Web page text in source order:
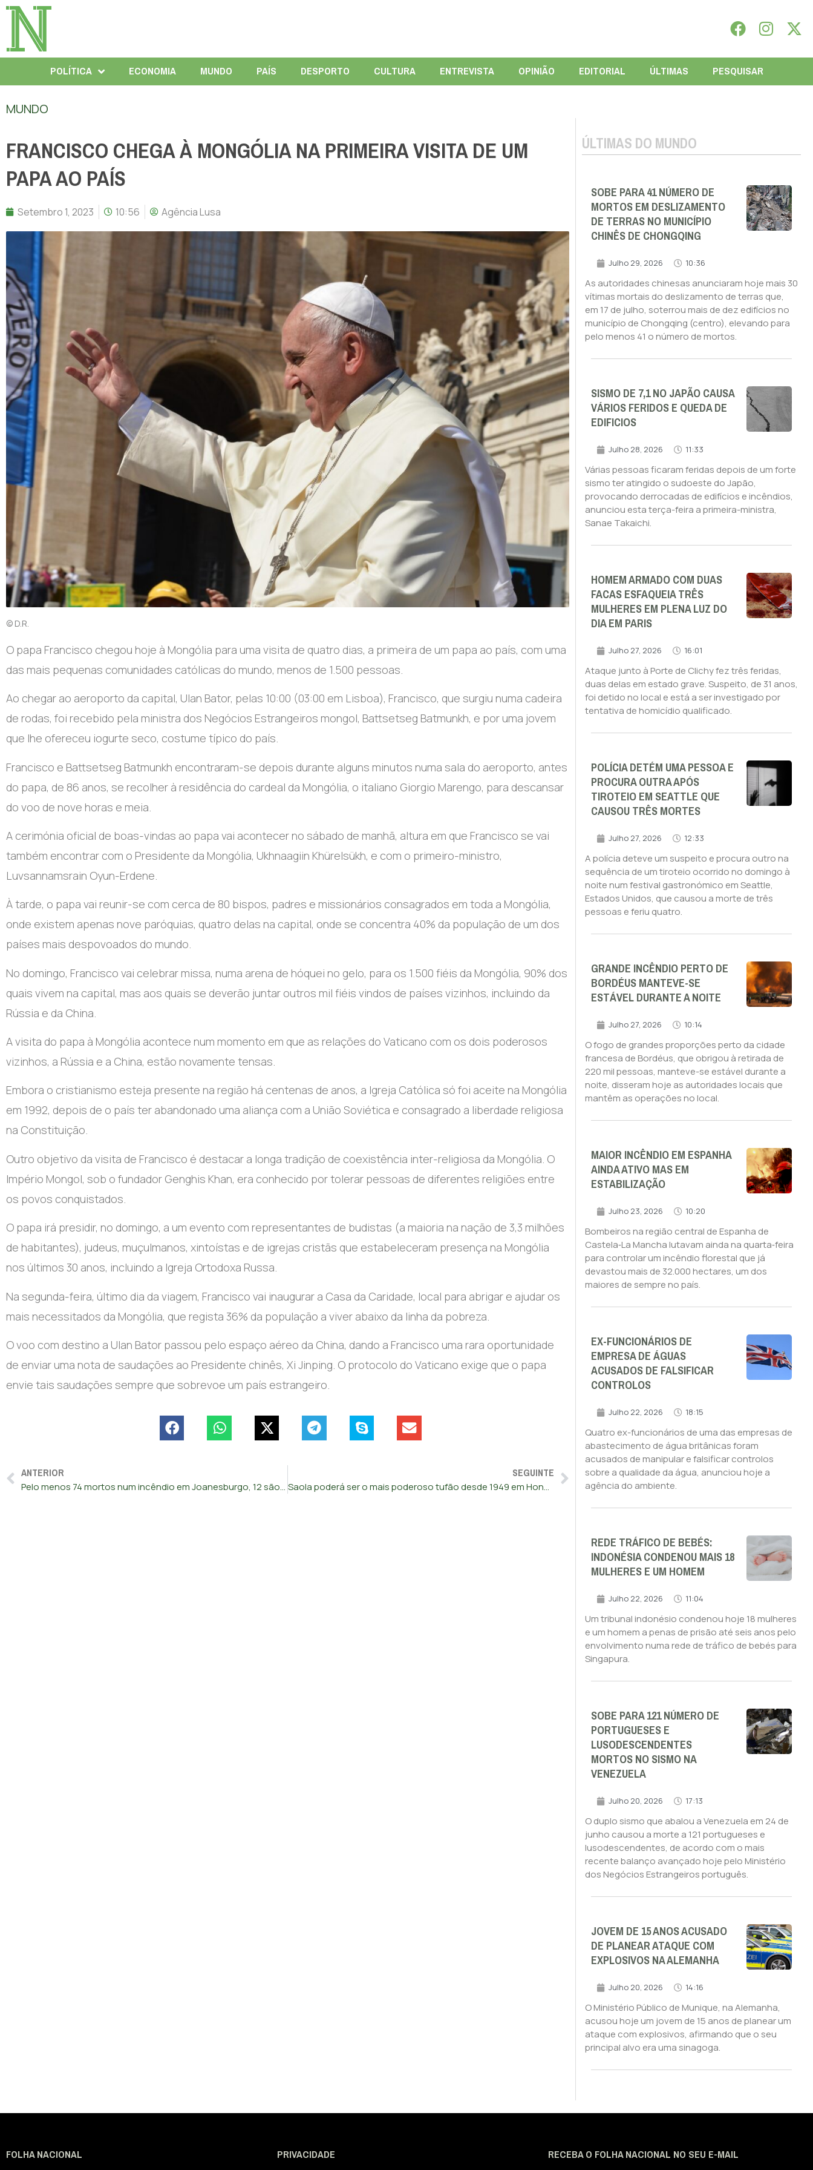
POLÍTICA ECONOMIA MUNDO PAÍS DESPORTO CULTURA ENTREVISTA OPINIÃO EDITORIAL ÚLTIMAS PESQUISAR
MUNDO
FRANCISCO CHEGA À MONGÓLIA NA PRIMEIRA VISITA DE UM
PAPA AO PAÍS
Setembro 1, 2023 10:56 Agência Lusa
© D.R.
O papa Francisco chegou hoje à Mongólia para uma visita de quatro dias, a primeira de um papa ao país, com uma
das mais pequenas comunidades católicas do mundo, menos de 1.500 pessoas.
Ao chegar ao aeroporto da capital, Ulan Bator, pelas 10:00 (03:00 em Lisboa), Francisco, que surgiu numa cadeira
de rodas, foi recebido pela ministra dos Negócios Estrangeiros mongol, Battsetseg Batmunkh, e por uma jovem
que lhe ofereceu iogurte seco, costume típico do país.
Francisco e Battsetseg Batmunkh encontraram-se depois durante alguns minutos numa sala do aeroporto, antes
do papa, de 86 anos, se recolher à residência do cardeal da Mongólia, o italiano Giorgio Marengo, para descansar
do voo de nove horas e meia.
A cerimónia oficial de boas-vindas ao papa vai acontecer no sábado de manhã, altura em que Francisco se vai
também encontrar com o Presidente da Mongólia, Ukhnaagiin Khürelsükh, e com o primeiro-ministro,
Luvsannamsrain Oyun-Erdene.
À tarde, o papa vai reunir-se com cerca de 80 bispos, padres e missionários consagrados em toda a Mongólia,
onde existem apenas nove paróquias, quatro delas na capital, onde se concentra 40% da população de um dos
países mais despovoados do mundo.
No domingo, Francisco vai celebrar missa, numa arena de hóquei no gelo, para os 1.500 fiéis da Mongólia, 90% dos
quais vivem na capital, mas aos quais se deverão juntar outros mil fiéis vindos de países vizinhos, incluindo da
Rússia e da China.
A visita do papa à Mongólia acontece num momento em que as relações do Vaticano com os dois poderosos
vizinhos, a Rússia e a China, estão novamente tensas.
Embora o cristianismo esteja presente na região há centenas de anos, a Igreja Católica só foi aceite na Mongólia
em 1992, depois de o país ter abandonado uma aliança com a União Soviética e consagrado a liberdade religiosa
na Constituição.
Outro objetivo da visita de Francisco é destacar a longa tradição de coexistência inter-religiosa da Mongólia. O
Império Mongol, sob o fundador Genghis Khan, era conhecido por tolerar pessoas de diferentes religiões entre
os povos conquistados.
O papa irá presidir, no domingo, a um evento com representantes de budistas (a maioria na nação de 3,3 milhões
de habitantes), judeus, muçulmanos, xintoístas e de igrejas cristãs que estabeleceram presença na Mongólia
nos últimos 30 anos, incluindo a Igreja Ortodoxa Russa.
Na segunda-feira, último dia da viagem, Francisco vai inaugurar a Casa da Caridade, local para abrigar e ajudar os
mais necessitados da Mongólia, que regista 36% da população a viver abaixo da linha da pobreza.
O voo com destino a Ulan Bator passou pelo espaço aéreo da China, dando a Francisco uma rara oportunidade
de enviar uma nota de saudações ao Presidente chinês, Xi Jinping. O protocolo do Vaticano exige que o papa
envie tais saudações sempre que sobrevoe um país estrangeiro.
ANTERIOR
Pelo menos 74 mortos num incêndio em Joanesburgo, 12 são crianças
SEGUINTE
Saola poderá ser o mais poderoso tufão desde 1949 em Hong Kong
ÚLTIMAS DO MUNDO
SOBE PARA 41 NÚMERO DE
MORTOS EM DESLIZAMENTO
DE TERRAS NO MUNICÍPIO
CHINÊS DE CHONGQING
Julho 29, 2026 10:36
As autoridades chinesas anunciaram hoje mais 30
vítimas mortais do deslizamento de terras que,
em 17 de julho, soterrou mais de dez edifícios no
município de Chongqing (centro), elevando para
pelo menos 41 o número de mortos.
SISMO DE 7,1 NO JAPÃO CAUSA
VÁRIOS FERIDOS E QUEDA DE
EDIFICIOS
Julho 28, 2026 11:33
Várias pessoas ficaram feridas depois de um forte
sismo ter atingido o sudoeste do Japão,
provocando derrocadas de edifícios e incêndios,
anunciou esta terça-feira a primeira-ministra,
Sanae Takaichi.
HOMEM ARMADO COM DUAS
FACAS ESFAQUEIA TRÊS
MULHERES EM PLENA LUZ DO
DIA EM PARIS
Julho 27, 2026 16:01
Ataque junto à Porte de Clichy fez três feridas,
duas delas em estado grave. Suspeito, de 31 anos,
foi detido no local e está a ser investigado por
tentativa de homicídio qualificado.
POLÍCIA DETÉM UMA PESSOA E
PROCURA OUTRA APÓS
TIROTEIO EM SEATTLE QUE
CAUSOU TRÊS MORTES
Julho 27, 2026 12:33
A polícia deteve um suspeito e procura outro na
sequência de um tiroteio ocorrido no domingo à
noite num festival gastronómico em Seattle,
Estados Unidos, que causou a morte de três
pessoas e feriu quatro.
GRANDE INCÊNDIO PERTO DE
BORDÉUS MANTEVE-SE
ESTÁVEL DURANTE A NOITE
Julho 27, 2026 10:14
O fogo de grandes proporções perto da cidade
francesa de Bordéus, que obrigou à retirada de
220 mil pessoas, manteve-se estável durante a
noite, disseram hoje as autoridades locais que
mantêm as operações no local.
MAIOR INCÊNDIO EM ESPANHA
AINDA ATIVO MAS EM
ESTABILIZAÇÃO
Julho 23, 2026 10:20
Bombeiros na região central de Espanha de
Castela‑La Mancha lutavam ainda na quarta‑feira
para controlar um incêndio florestal que já
devastou mais de 32.000 hectares, um dos
maiores de sempre no país.
EX-FUNCIONÁRIOS DE
EMPRESA DE ÁGUAS
ACUSADOS DE FALSIFICAR
CONTROLOS
Julho 22, 2026 18:15
Quatro ex-funcionários de uma das empresas de
abastecimento de água britânicas foram
acusados de manipular e falsificar controlos
sobre a qualidade da água, anunciou hoje a
agência do ambiente.
REDE TRÁFICO DE BEBÉS:
INDONÉSIA CONDENOU MAIS 18
MULHERES E UM HOMEM
Julho 22, 2026 11:04
Um tribunal indonésio condenou hoje 18 mulheres
e um homem a penas de prisão até seis anos pelo
envolvimento numa rede de tráfico de bebés para
Singapura.
SOBE PARA 121 NÚMERO DE
PORTUGUESES E
LUSODESCENDENTES
MORTOS NO SISMO NA
VENEZUELA
Julho 20, 2026 17:13
O duplo sismo que abalou a Venezuela em 24 de
junho causou a morte a 121 portugueses e
lusodescendentes, de acordo com o mais
recente balanço avançado hoje pelo Ministério
dos Negócios Estrangeiros português.
JOVEM DE 15 ANOS ACUSADO
DE PLANEAR ATAQUE COM
EXPLOSIVOS NA ALEMANHA
Julho 20, 2026 14:16
O Ministério Público de Munique, na Alemanha,
acusou hoje um jovem de 15 anos de planear um
ataque com explosivos, afirmando que o seu
principal alvo era uma sinagoga.
FOLHA NACIONAL PRIVACIDADE RECEBA O FOLHA NACIONAL NO SEU E-MAIL